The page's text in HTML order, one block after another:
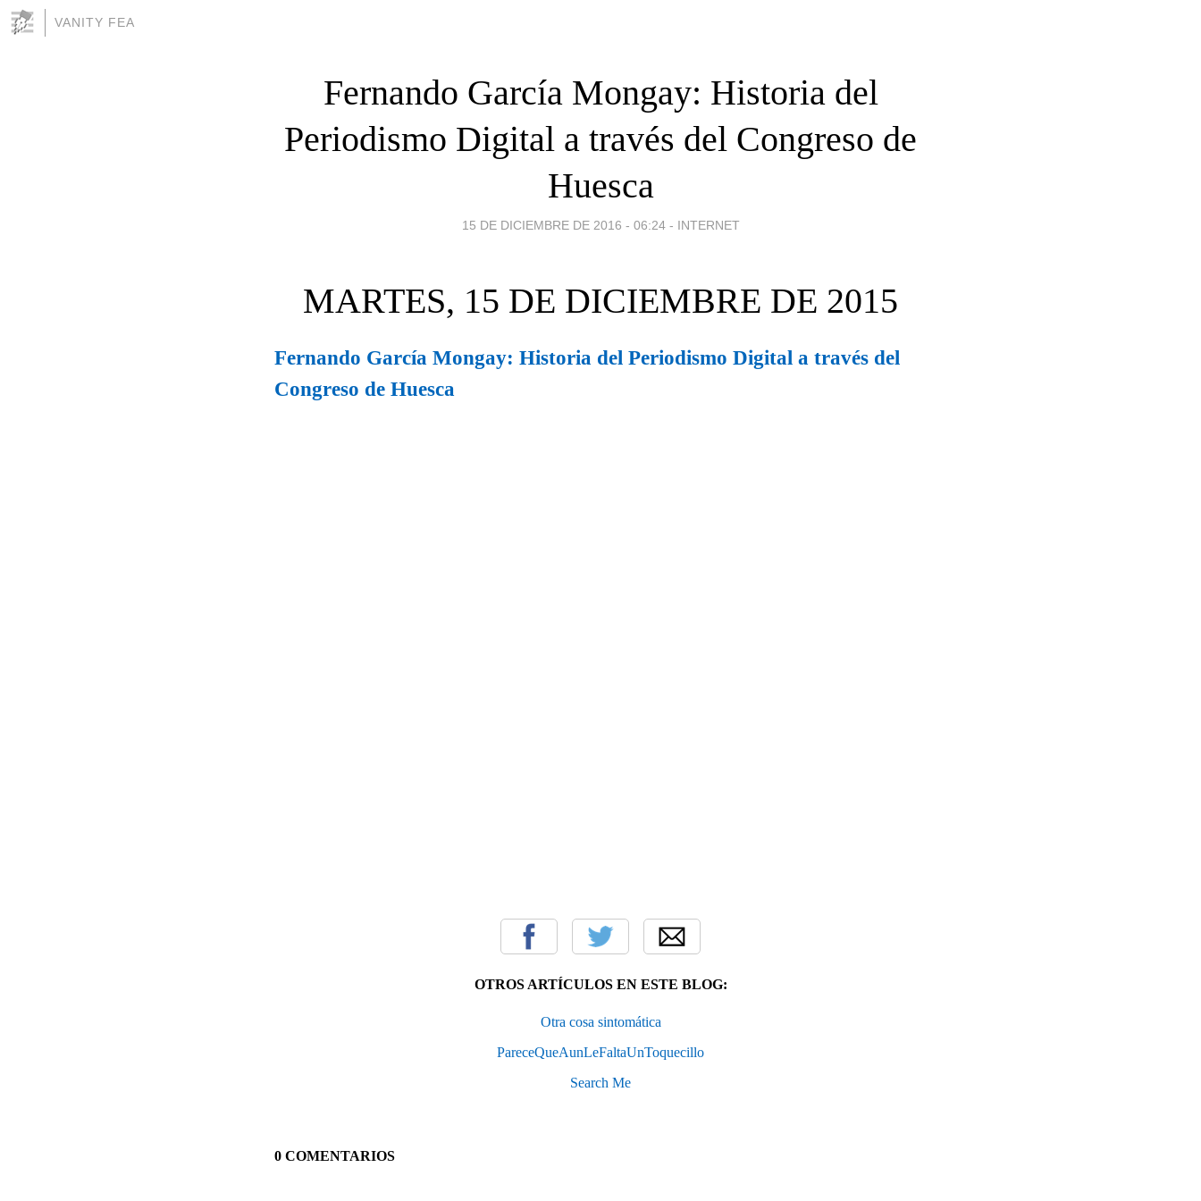
VANITY FEA
Fernando García Mongay: Historia del
Periodismo Digital a través del Congreso de
Huesca
15 DE DICIEMBRE DE 2016 - 06:24 - INTERNET
MARTES, 15 DE DICIEMBRE DE 2015
Fernando García Mongay: Historia del Periodismo Digital a través del
Congreso de Huesca
OTROS ARTÍCULOS EN ESTE BLOG:
Otra cosa sintomática
PareceQueAunLeFaltaUnToquecillo
Search Me
0 COMENTARIOS